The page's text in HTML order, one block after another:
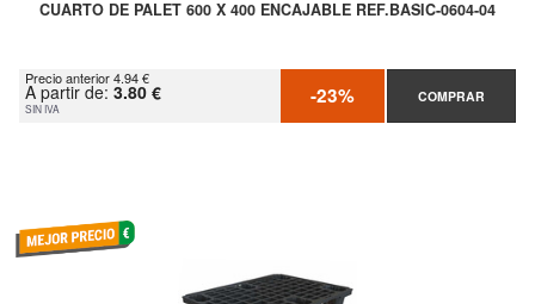
CUARTO DE PALET 600 X 400 ENCAJABLE REF.BASIC-0604-04
Precio anterior 4.94 €
A partir de: 3.80 €
SIN IVA -23% COMPRAR